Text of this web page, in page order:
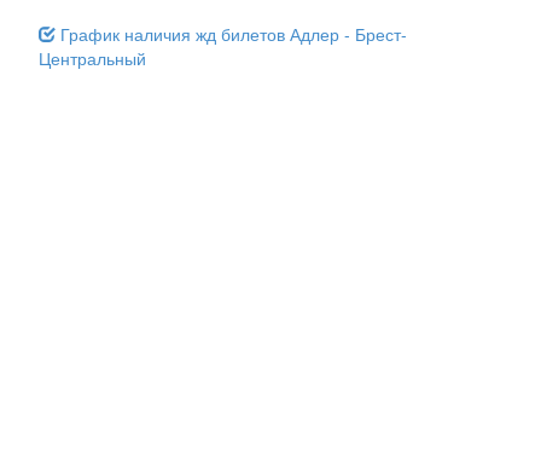
График наличия жд билетов Адлер - Брест-
Центральный